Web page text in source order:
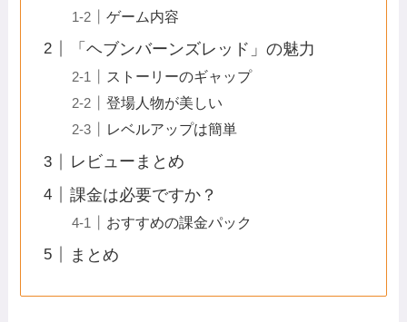
ゲーム内容
「ヘブンバーンズレッド」の魅力
ストーリーのギャップ
登場人物が美しい
レベルアップは簡単
レビューまとめ
課金は必要ですか？
おすすめの課金パック
まとめ